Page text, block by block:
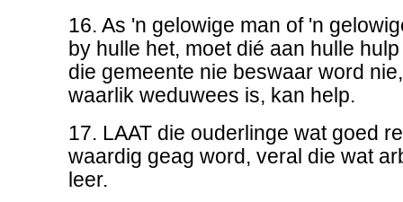
16. As 'n gelowige man of 'n
by hulle het, moet dié aan hulle
die gemeente nie beswaar word
waarlik weduwees is, kan help.
17. LAAT die ouderlinge wat goed
waardig geag word, veral die wat
leer.